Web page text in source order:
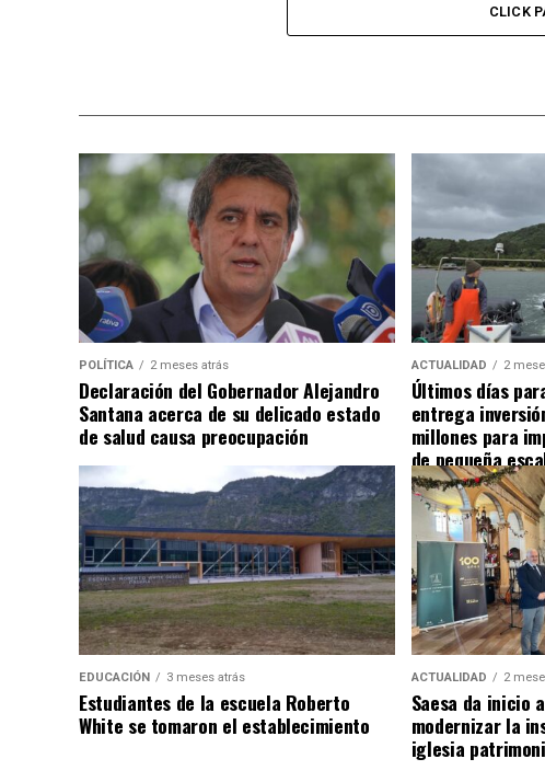
CLICK
POLÍTICA 2 meses atrás
Declaración del Gobernador Alejandro
Santana acerca de su delicado estado
de salud causa preocupación
ACTUALIDAD 2
Últimos días
entrega
millones para
de pequeña
EDUCACIÓN 3 meses atrás
Estudiantes de la escuela Roberto
White se tomaron el establecimiento
ACTUALIDAD 2
Saesa da inicio
modernizar la
iglesia